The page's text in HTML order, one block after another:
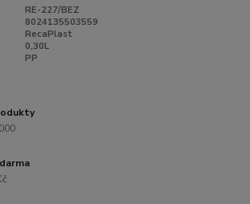
RE-227/BEZ
8024135503559
RecaPlast
0,30L
PP